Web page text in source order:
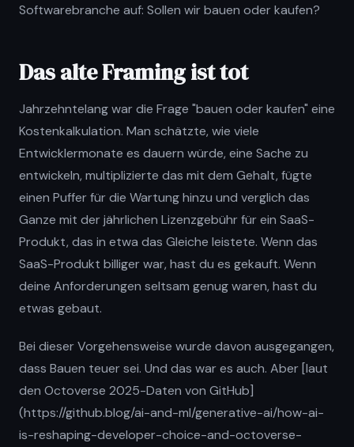
Softwarebranche auf: Sollen wir bauen oder kaufen?
Das alte Framing ist tot
Jahrzehntelang war die Frage "bauen oder kaufen" eine
Kostenkalkulation. Man schätzte, wie viele
Entwicklermonate es dauern würde, eine Sache zu
entwickeln, multiplizierte das mit dem Gehalt, fügte
einen Puffer für die Wartung hinzu und verglich das
Ganze mit der jährlichen Lizenzgebühr für ein SaaS-
Produkt, das in etwa das Gleiche leistete. Wenn das
SaaS-Produkt billiger war, hast du es gekauft. Wenn
deine Anforderungen seltsam genug waren, hast du
etwas gebaut.
Bei dieser Vorgehensweise wurde davon ausgegangen,
dass Bauen teuer sei. Und das war es auch. Aber [laut
den Octoverse 2025-Daten von GitHub]
(https://github.blog/ai-and-ml/generative-ai/how-ai-
is-reshaping-developer-choice-and-octoverse-